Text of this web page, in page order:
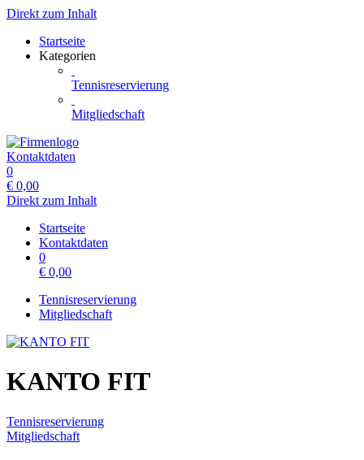
Direkt zum Inhalt
Startseite
Kategorien
Tennisreservierung
Mitgliedschaft
Kontaktdaten
0
€ 0,00
Direkt zum Inhalt
Startseite
Kontaktdaten
0
€ 0,00
Tennisreservierung
Mitgliedschaft
KANTO FIT
Tennisreservierung
Mitgliedschaft